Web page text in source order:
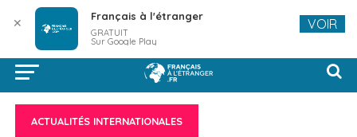
ACTUALITÉS INTERNATIONALES
✕ Français à l'étranger
GRATUIT
Sur Google Play
VOIR